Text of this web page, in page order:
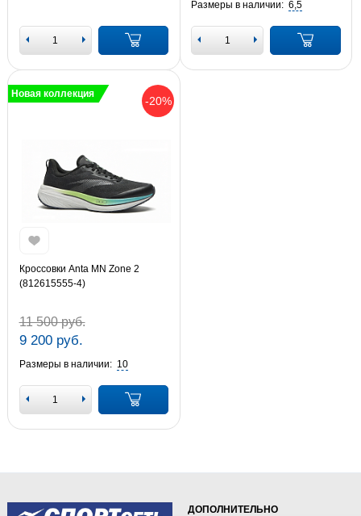
Размеры в наличии: 6,5
-20%
Новая коллекция
Кроссовки Anta MN Zone 2
(812615555-4)
11 500 руб.
9 200 руб.
Размеры в наличии: 10
ДОПОЛНИТЕЛЬНО